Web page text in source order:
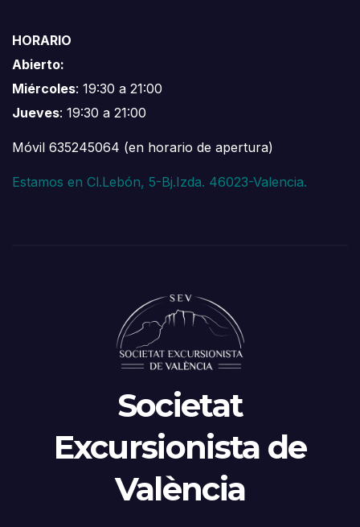
HORARIO
Abierto:
Miércoles: 19:30 a 21:00
Jueves: 19:30 a 21:00
Móvil 635245064 (en horario de apertura)
Estamos en Cl.Lebón, 5-Bj.Izda. 46023-Valencia.
Societat
Excursionista de
València